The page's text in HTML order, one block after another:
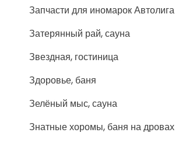
Запчасти для иномарок Автолига
Затерянный рай, сауна
Звездная, гостиница
Здоровье, баня
Зелёный мыс, сауна
Знатные хоромы, баня на дровах